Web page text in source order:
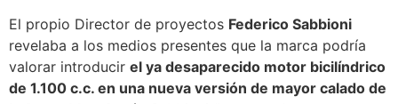
El propio D​irector de proyectos Federico Sabbioni
revelaba a los medios presentes que la marca podría
valorar introducir el ya desaparecido motor bicilíndrico
de 1.100 c.c. en una nueva versión de mayor calado de